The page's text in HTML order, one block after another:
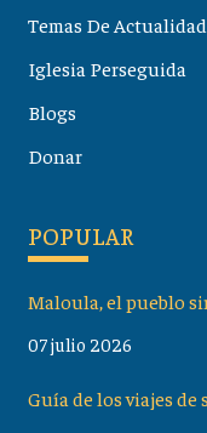
Temas De Actualidad
Iglesia Perseguida
Blogs
Donar
POPULAR
Maloula, el pueblo
07 julio 2026
Guía de los viajes de